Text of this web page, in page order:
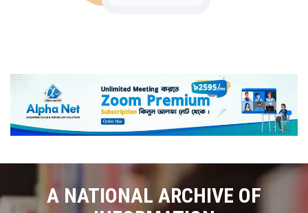
A NATIONAL ARCHIVE OF